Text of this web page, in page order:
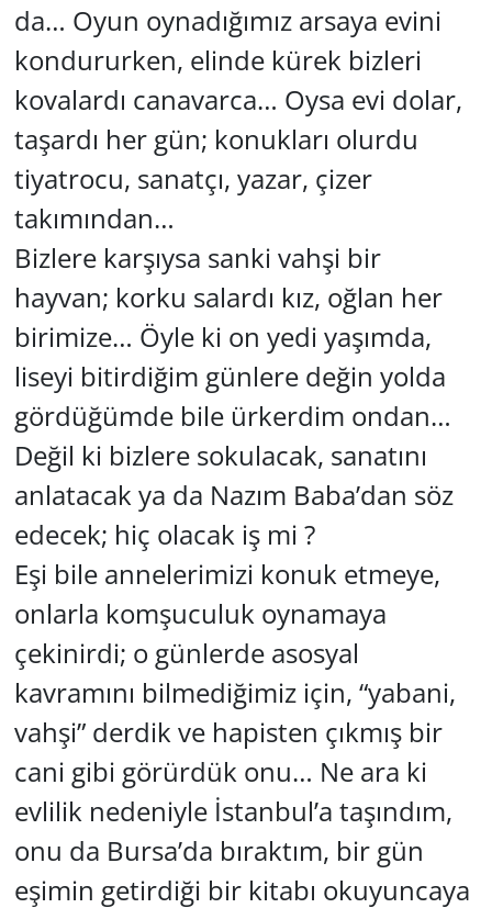
da… Oyun oynadığımız arsaya evini
kondururken, elinde kürek bizleri
kovalardı canavarca… Oysa evi dolar,
taşardı her gün; konukları olurdu
tiyatrocu, sanatçı, yazar, çizer
takımından…
Bizlere karşıysa sanki vahşi bir
hayvan; korku salardı kız, oğlan her
birimize… Öyle ki on yedi yaşımda,
liseyi bitirdiğim günlere değin yolda
gördüğümde bile ürkerdim ondan…
Değil ki bizlere sokulacak, sanatını
anlatacak ya da Nazım Baba’dan söz
edecek; hiç olacak iş mi ?
Eşi bile annelerimizi konuk etmeye,
onlarla komşuculuk oynamaya
çekinirdi; o günlerde asosyal
kavramını bilmediğimiz için, “yabani,
vahşi” derdik ve hapisten çıkmış bir
cani gibi görürdük onu… Ne ara ki
evlilik nedeniyle İstanbul’a taşındım,
onu da Bursa’da bıraktım, bir gün
eşimin getirdiği bir kitabı okuyuncaya